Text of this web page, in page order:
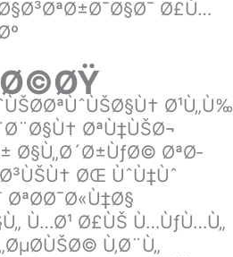
Ø§Ø³ØªØ±Ø¯Ø§Ø¯ Ø£Ù…
Ø¹Ù„Ù‰
ØªÙ‡ÙŠØ¬
Ø§Ù„Ø´Ø±ÙƒØ© ØªØ­
ØŒ ÙˆÙ‡Ùˆ
ØªØ­Ø¯Ø«Ù‡Ø§
Ù…Ø¹ Ø£ÙŠ Ù…ÙƒÙ…Ù„
Ù‚Ø¨Ù„